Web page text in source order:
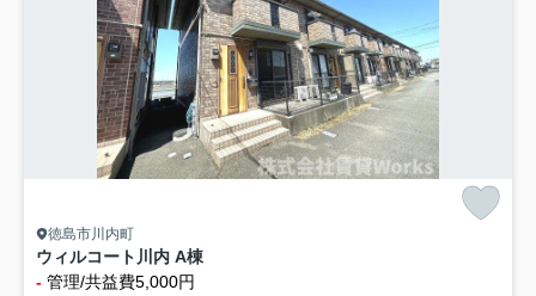
徳島市川内町
ウィルコート川内 A棟
- 管理/共益費5,000円